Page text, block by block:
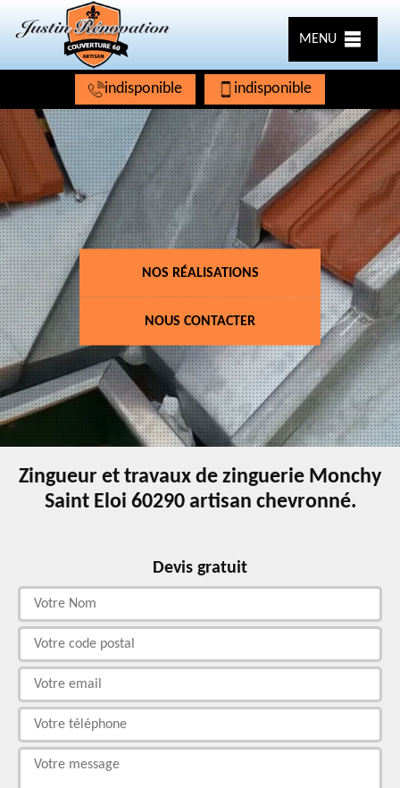
MENU
indisponible indisponible
NOS RÉALISATIONS
NOUS CONTACTER
Zingueur et travaux de zinguerie Monchy
Saint Eloi 60290 artisan chevronné.
Devis gratuit